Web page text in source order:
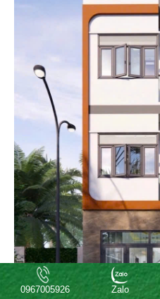
0967005926 Zalo